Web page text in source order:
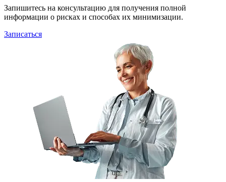
Запишитесь на консультацию для получения полной
информации о рисках и способах их минимизации.
Записаться